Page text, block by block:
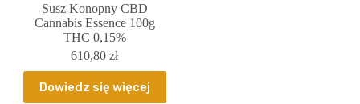
Susz Konopny CBD
Cannabis Essence 100g
THC 0,15%
610,80zł
Dowiedz się więcej